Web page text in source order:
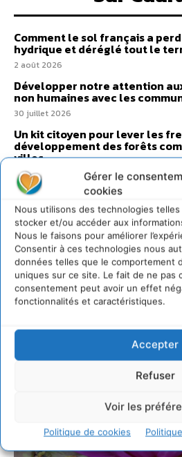
Gérer le
cookies
Nous utilisons des technologies
stocker et/ou accéder aux
Nous le faisons pour améliorer
Consentir à ces technologies nous
données telles que le comportement
uniques sur ce site. Le fait de ne pas
consentement peut avoir un effet
fonctionnalités et caractéristiques.
Accepter
Refuser
Voir les
Politique de cookies
Comment le sol français a
hydrique et déréglé tout le
2 août 2026
Développer notre attention
non humaines avec les
30 juillet 2026
Un kit citoyen pour lever les
développement des forêts
villes
29 juillet 2026
L’éco-anxiété informe et
28 juillet 2026
7 indicateurs pour des villes
adaptées au changement
27 juillet 2026